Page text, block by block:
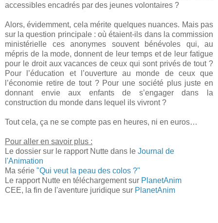
accessibles encadrés par des jeunes volontaires ?
Alors, évidemment, cela mérite quelques nuances. Mais pas
sur la question principale : où étaient-ils dans la commission
ministérielle ces anonymes souvent bénévoles qui, au
mépris de la mode, donnent de leur temps et de leur fatigue
pour le droit aux vacances de ceux qui sont privés de tout ?
Pour l’éducation et l’ouverture au monde de ceux que
l’économie retire de tout ? Pour une société plus juste en
donnant envie aux enfants de s’engager dans la
construction du monde dans lequel ils vivront ?
Tout cela, ça ne se compte pas en heures, ni en euros…
Pour aller en savoir plus :
Le dossier sur le rapport Nutte dans le Journal de
l'Animation
Ma série "Qui veut la peau des colos ?"
Le rapport Nutte en téléchargement sur PlanetAnim
CEE, la fin de l'aventure juridique sur PlanetAnim